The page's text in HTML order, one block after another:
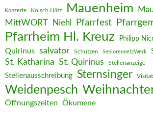
Konzerte Kölsch Hätz Mauenheim
MittWORT Niehl Pfarrfest
Pfarrheim Hl. Kreuz Philipp
Quirinus salvator Schützen SeniorennetzWerk
St. Katharina St. Quirinus Stellenanzeige
Stellenausschreibung Sternsinger
Weidenpesch
Öffnungszeiten Ökumene